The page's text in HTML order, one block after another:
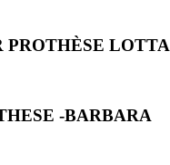
PROTHÈSE LOTTA
-BARBARA